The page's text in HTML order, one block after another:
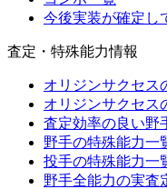
今後実装が確定し
査定・特殊能力情報
オリジンサクセス
オリジンサクセス
査定効率の良い野
野手の特殊能力一
投手の特殊能力一
野手全能力の実査